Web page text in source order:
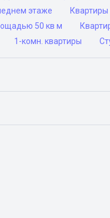
этаже
50 кв м
1-комн. квартиры